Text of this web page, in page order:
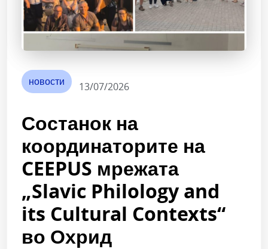
новости 13/07/2026
Состанок на
координаторите на
CEEPUS мрежата
„Slavic Philology and
its Cultural Contexts“
во Охрид